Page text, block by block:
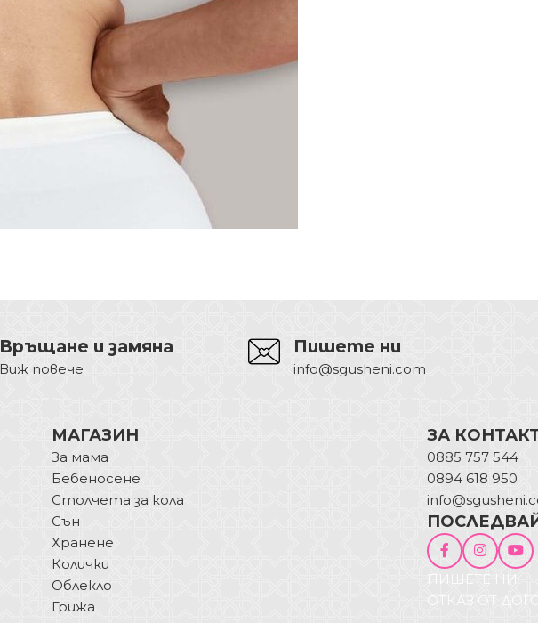
Връщане и замяна
Виж повече
Пишете ни
info@sgusheni.com
МАГАЗИН
За мама
Бебеносене
Столчета за кола
Сън
Хранене
Колички
Облекло
Грижа
ЗА
0885 757 544
0894 618 950